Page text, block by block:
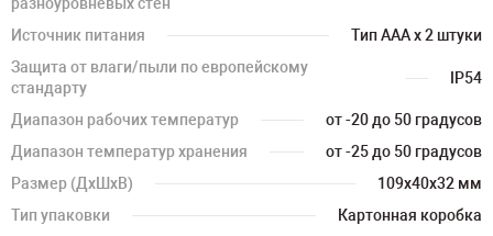
Источник питания
Тип AAA x 2 штуки
Защита от влаги/пыли по европейскому
стандарту
IP54
Диапазон рабочих температур
от -20 до 50 градусов
Диапазон температур хранения
от -25 до 50 градусов
Размер (ДхШхВ)
109х40х32 мм
Тип упаковки
Картонная коробка